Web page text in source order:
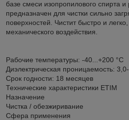
базе смеси изопропилового спирта и
предназначен для чистки сильно
поверхностей. Чистит быстро и
механического воздействия.
Рабочие температуры: -40...+200 °C
Диэлектрическая проницаемость:
Срок годности: 18 месяцев
Технические характеристики ETIM
Назначение
Чистка / обезжиривание
Сфера применения